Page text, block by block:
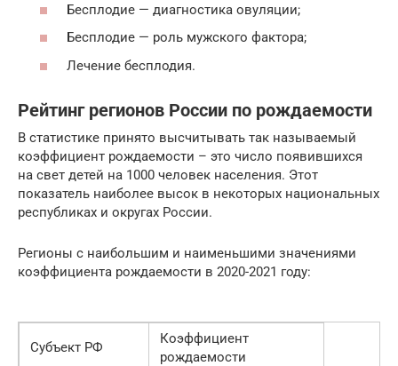
Бесплодие — диагностика овуляции;
Бесплодие — роль мужского фактора;
Лечение бесплодия.
Рейтинг регионов России по рождаемости
В статистике принято высчитывать так называемый
коэффициент рождаемости – это число появившихся
на свет детей на 1000 человек населения. Этот
показатель наиболее высок в некоторых национальных
республиках и округах России.
Регионы с наибольшим и наименьшими значениями
коэффициента рождаемости в 2020-2021 году:
Субъект РФ
Коэффициент
рождаемости